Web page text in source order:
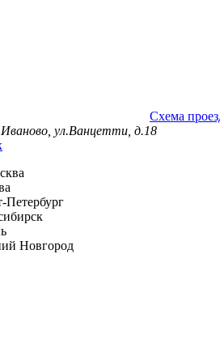
Схема
ул.Ванцетти, д.18
Петербург
Новгород